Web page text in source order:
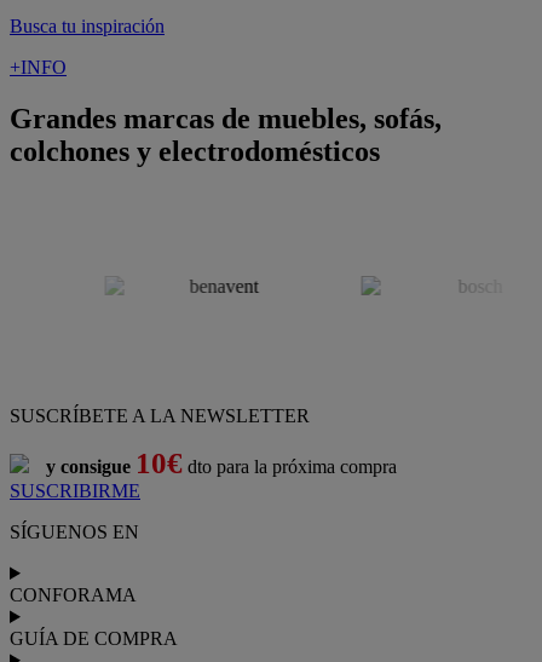
Busca tu inspiración
+INFO
Grandes marcas de muebles, sofás,
colchones y electrodomésticos
SUSCRÍBETE A LA NEWSLETTER
y consigue 10€ dto para la próxima compra
SUSCRIBIRME
SÍGUENOS EN
CONFORAMA
GUÍA DE COMPRA